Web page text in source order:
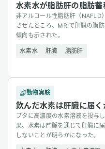
水素水が脂肪肝の脂肪
非アルコール性脂肪肝（NAFLD
させたところ、MRIで肝臓の脂
傾向も示された。
水素水 肝臓 脂肪肝
動物実験
飲んだ水素は肝臓に届
ブタに高濃度の水素溶液を投与
果、水素は門脈を通じて肝臓に
しないことが明らかになった。